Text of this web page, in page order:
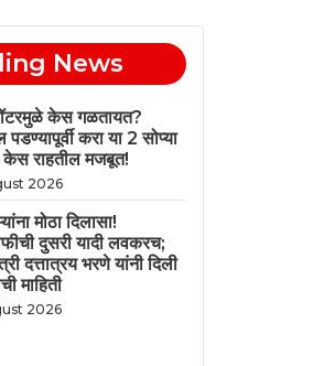
News
केस गळतायत?
करा या 2 सोप्या
केस राहतील मजबूत!
2026
मोठा दिलासा!
दुसरी यादी लवकरच;
दत्तात्रय भरणे यांनी दिली
माहिती
2026